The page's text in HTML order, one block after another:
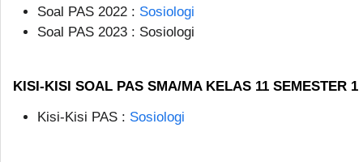
Soal PAS 2022 : Sosiologi
Soal PAS 2023 : Sosiologi
KISI-KISI SOAL PAS SMA/MA KELAS 11 SEMESTER 1
Kisi-Kisi PAS : Sosiologi